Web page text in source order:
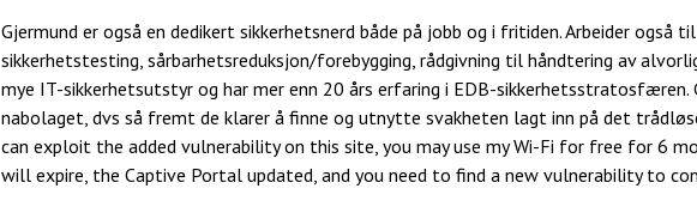
Gjermund er også en dedikert sikkerhetsnerd både på jobb og i fritiden. Arbeider også
sikkerhetstesting, sårbarhetsreduksjon/forebygging, rådgivning til håndtering av
mye IT-sikkerhetsutstyr og har mer enn 20 års erfaring i EDB-sikkerhetsstratosfæren.
nabolaget, dvs så fremt de klarer å finne og utnytte svakheten lagt inn på det
can exploit the added vulnerability on this site, you may use my Wi-Fi for free for 6
will expire, the Captive Portal updated, and you need to find a new vulnerability to